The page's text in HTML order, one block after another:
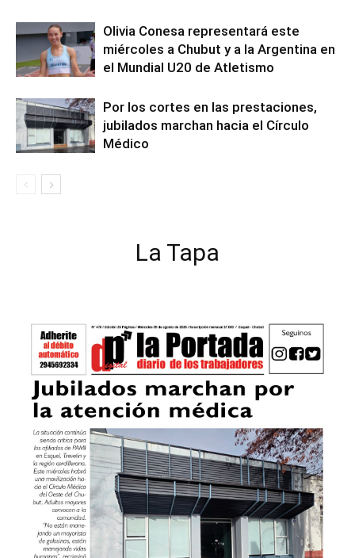
Olivia Conesa representará este
miércoles a Chubut y a la Argentina en
el Mundial U20 de Atletismo
Por los cortes en las prestaciones,
jubilados marchan hacia el Círculo
Médico
La Tapa